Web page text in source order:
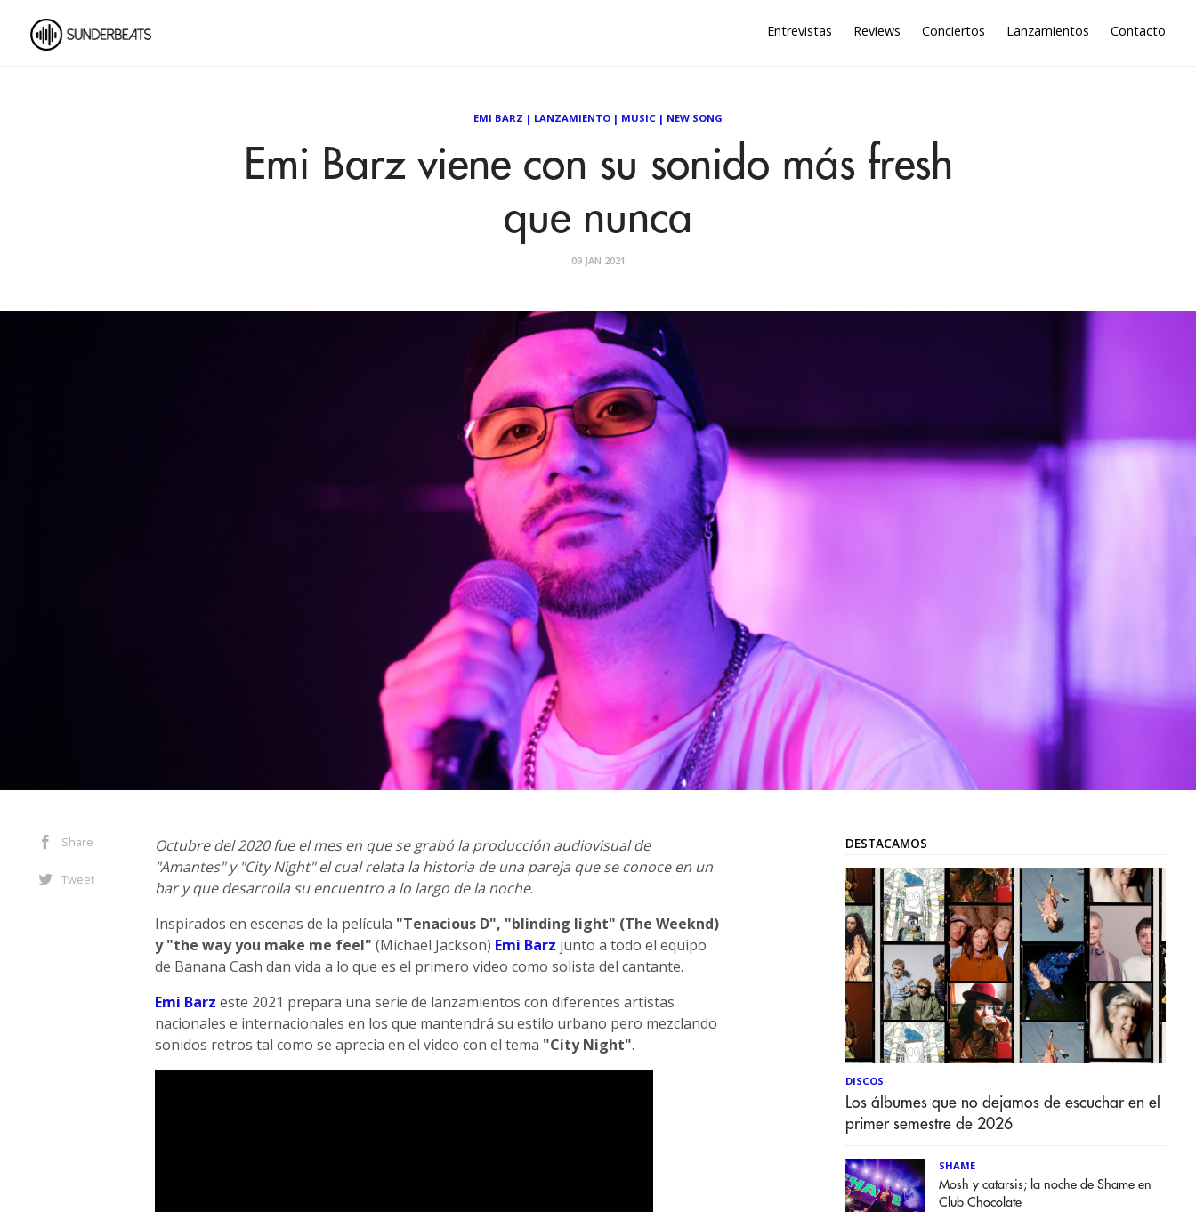
Entrevistas Reviews Conciertos Lanzamientos Contacto
EMI BARZ | LANZAMIENTO | MUSIC | NEW SONG
Emi Barz viene con su sonido más fresh
que nunca
09 JAN 2021
Share
Tweet
Octubre del 2020 fue el mes en que se grabó la producción audiovisual de
"Amantes" y "City Night" el cual relata la historia de una pareja que se conoce en un
bar y que desarrolla su encuentro a lo largo de la noche.
Inspirados en escenas de la película "Tenacious D", "blinding light" (The Weeknd)
y "the way you make me feel" (Michael Jackson) Emi Barz junto a todo el equipo
de Banana Cash dan vida a lo que es el primero video como solista del cantante.
Emi Barz este 2021 prepara una serie de lanzamientos con diferentes artistas
nacionales e internacionales en los que mantendrá su estilo urbano pero mezclando
sonidos retros tal como se aprecia en el video con el tema "City Night".
DESTACAMOS
DISCOS
Los álbumes que no dejamos de escuchar en el
primer semestre de 2026
SHAME
Mosh y catarsis; la noche de Shame en
Club Chocolate